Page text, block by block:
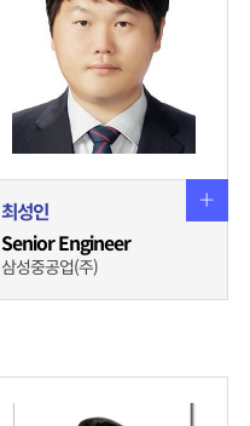
최성인
Senior Engineer
삼성중공업(주)